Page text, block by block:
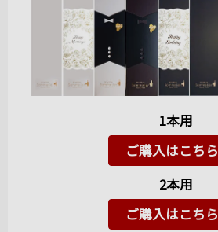
1本用
ご購入はこちら
2本用
ご購入はこちら